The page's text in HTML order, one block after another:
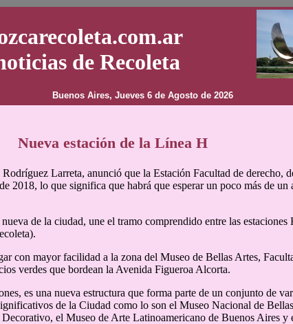
de Recoleta
Buenos Aires, Jueves 6 de Agosto de 2026
Nueva estación de la Línea H
Larreta, anunció que la Estación Facultad de derecho,
2018, lo que significa que habrá que esperar un poco más de un
de la ciudad, une el tramo comprendido entre las estaciones
con mayor facilidad a la zona del Museo de Bellas Artes,
verdes que bordean la Avenida Figueroa Alcorta.
es una nueva estructura que forma parte de un conjunto de
de la Ciudad como lo son el Museo Nacional de
el Museo de Arte Latinoamericano de Buenos Aires y